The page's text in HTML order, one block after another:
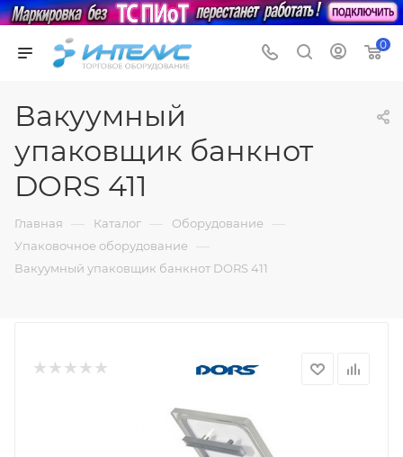
0
Вакуумный
упаковщик банкнот
DORS 411
Главная — Каталог — Оборудование —
Упаковочное оборудование —
Вакуумный упаковщик банкнот DORS 411